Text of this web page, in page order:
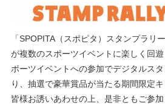
「SPOPITA（スポピタ）スタンプラリ
が複数のスポーツイベントに楽しく回
ポーツイベントへの参加でデジタルス
り、抽選で豪華賞品が当たる期間限定キ
皆様お誘いあわせの上、是非ともご参加